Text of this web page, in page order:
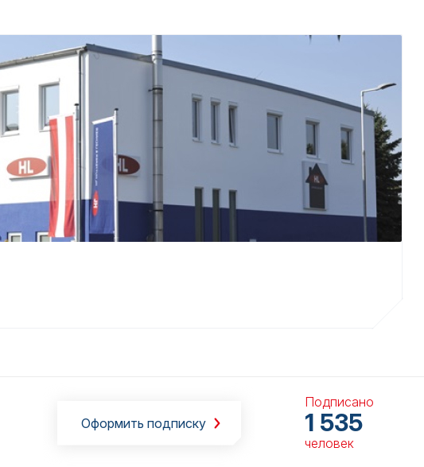
Оформить подписку
Подписано
1 535
человек